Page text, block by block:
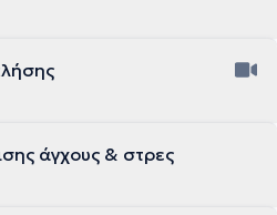
άγχους & στρες